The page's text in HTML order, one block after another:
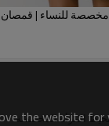
للنساء |
المرأة المخصصة
the website for